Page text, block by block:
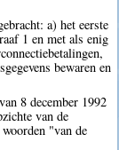
a) het eerste
1 en met als enig
bewaren en
8 december 1992
van de
"van de